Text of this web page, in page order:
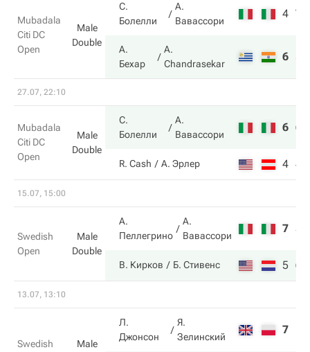
Mubadala
Citi DC
Open
Male
Double
С.
Болелли
А.
Вавассори
4 7
А.
Бехар
A.
Chandrasekar
6 5
27.07, 22:10
Mubadala
Citi DC
Open
Male
Double
С.
Болелли
А.
Вавассори
6 6
R. Cash А. Эрлер 4 4
15.07, 15:00
Swedish
Open
Male
Double
А.
Пеллегрино
А.
Вавассори
7 3
В. Кирков Б. Стивенс 5 6
13.07, 13:10
Swedish
Male
Л.
Джонсон
Я.
Зелинский
7